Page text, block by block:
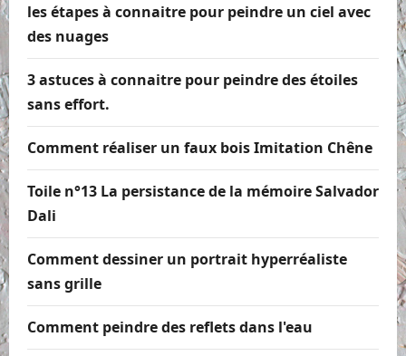
les étapes à connaitre pour peindre un ciel avec
des nuages
3 astuces à connaitre pour peindre des étoiles
sans effort.
Comment réaliser un faux bois Imitation Chêne
Toile n°13 La persistance de la mémoire Salvador
Dali
Comment dessiner un portrait hyperréaliste
sans grille
Comment peindre des reflets dans l'eau